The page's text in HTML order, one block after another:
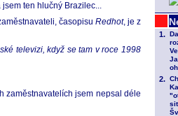
ten hlučný Brazilec...
časopisu Redhot, je z
televizi, když se tam v roce 1998
zaměstnavatelích jsem nepsal déle